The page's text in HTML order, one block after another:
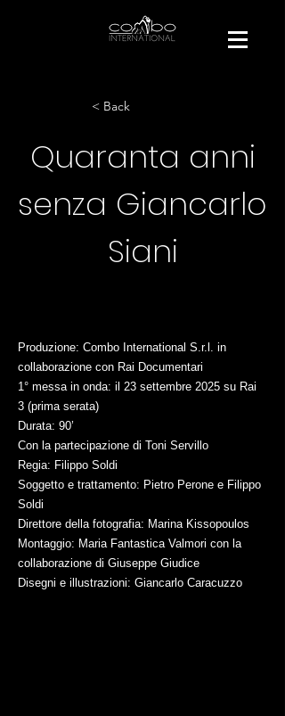
< Back
Quaranta anni
senza Giancarlo
Siani
Produzione: Combo International S.r.l. in
collaborazione con Rai Documentari
1° messa in onda: il 23 settembre 2025 su Rai
3 (prima serata)
Durata: 90’
Con la partecipazione di Toni Servillo
Regia: Filippo Soldi
Soggetto e trattamento: Pietro Perone e Filippo
Soldi
Direttore della fotografia: Marina Kissopoulos
Montaggio: Maria Fantastica Valmori con la
collaborazione di Giuseppe Giudice
Disegni e illustrazioni: Giancarlo Caracuzzo